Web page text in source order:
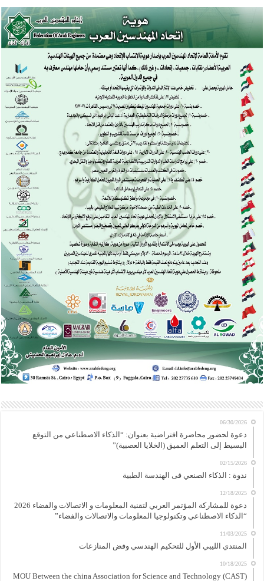
06/30/2026
دعوة لحضور محاضرة افتراضية بعنوان: “الذكاء الاصطناعي من التوقع
البسيط إلى التعلم العميق (الخلايا العصبية)”
02/15/2026
ندوة : الذكاء الصنعي فى الهندسة الطبية
12/18/2025
دعوة للمشاركة المؤتمر العربي لتقنية المعلومات و الاتصالات والفضاء 2026
“الذكاء الاصطناعي وتكنولوجيا المعلومات والاتصالات والفضاء”
11/03/2025
المنتدي الليبي الأول للتحكيم الهندسي وفض المنازعات
10/18/2025
MOU Between the china Association for Science and Technology (CAST)